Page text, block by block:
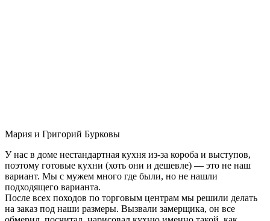
Мария и Григорий Бурковы
У нас в доме нестандартная кухня из-за короба и выступов,
поэтому готовые кухни (хоть они и дешевле) — это не наш
вариант. Мы с мужем много где были, но не нашли
подходящего варианта.
После всех походов по торговым центрам мы решили делать
на заказ под наши размеры. Вызвали замерщика, он все